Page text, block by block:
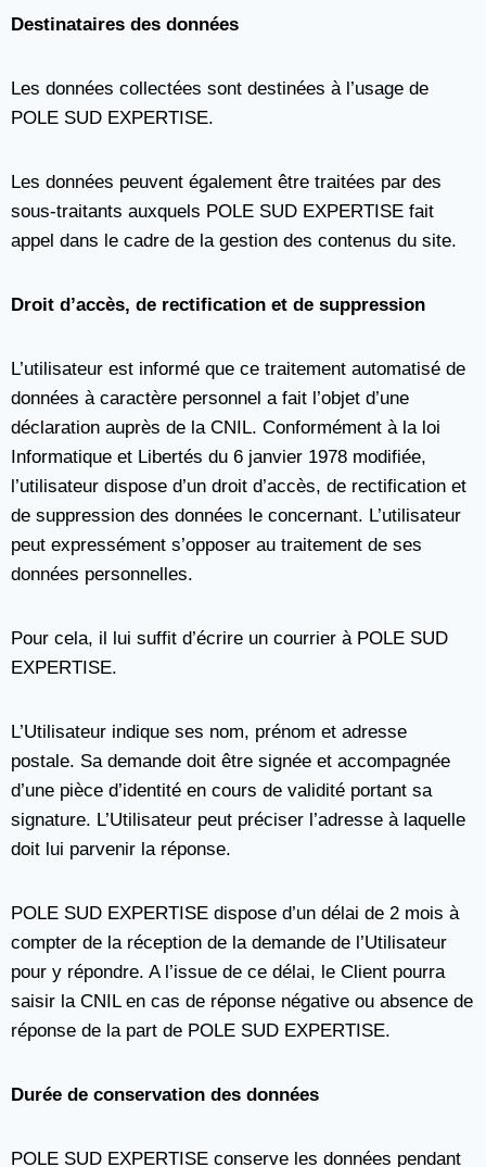
Destinataires des données
Les données collectées sont destinées à l’usage de
POLE SUD EXPERTISE.
Les données peuvent également être traitées par des
sous-traitants auxquels POLE SUD EXPERTISE fait
appel dans le cadre de la gestion des contenus du site.
Droit d’accès, de rectification et de suppression
L’utilisateur est informé que ce traitement automatisé de
données à caractère personnel a fait l’objet d’une
déclaration auprès de la CNIL. Conformément à la loi
Informatique et Libertés du 6 janvier 1978 modifiée,
l’utilisateur dispose d’un droit d’accès, de rectification et
de suppression des données le concernant. L’utilisateur
peut expressément s’opposer au traitement de ses
données personnelles.
Pour cela, il lui suffit d’écrire un courrier à POLE SUD
EXPERTISE.
L’Utilisateur indique ses nom, prénom et adresse
postale. Sa demande doit être signée et accompagnée
d’une pièce d’identité en cours de validité portant sa
signature. L’Utilisateur peut préciser l’adresse à laquelle
doit lui parvenir la réponse.
POLE SUD EXPERTISE dispose d’un délai de 2 mois à
compter de la réception de la demande de l’Utilisateur
pour y répondre. A l’issue de ce délai, le Client pourra
saisir la CNIL en cas de réponse négative ou absence de
réponse de la part de POLE SUD EXPERTISE.
Durée de conservation des données
POLE SUD EXPERTISE conserve les données pendant